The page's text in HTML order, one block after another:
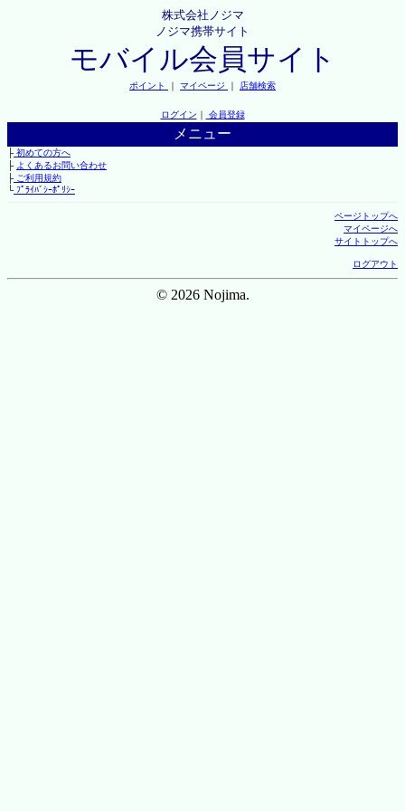
株式会社ノジマ
ノジマ携帯サイト
モバイル会員サイト
ポイント ｜ マイページ ｜ 店舗検索
ログイン ｜ 会員登録
メニュー
├初めての方へ
├ よくあるお問い合わせ
├ご利用規約
└ﾌﾟﾗｲﾊﾞｼｰﾎﾟﾘｼｰ
ページトップへ
マイページへ
サイトトップへ
ログアウト
© 2026 Nojima.